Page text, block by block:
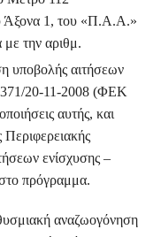
Άξονα 1, του «Π.Α.Α.»
την αριθμ.
υποβολής αιτήσεων
20-11-2008 (ΦΕΚ
αυτής, και
Περιφερειακής
ενίσχυσης –
πρόγραμμα.
αναζωογόνηση